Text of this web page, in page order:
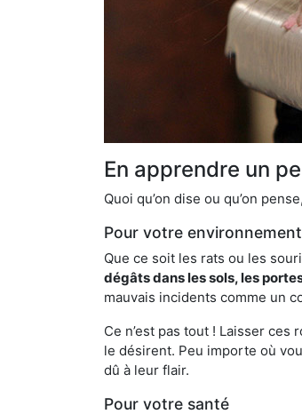
En apprendre un
Quoi qu’on dise ou qu’on
Pour votre environnement
Que ce soit les rats ou les
dégâts dans les sols, les
mauvais incidents comme un
Ce n’est pas tout ! Laisser
le désirent. Peu importe où
dû à leur flair.
Pour votre santé